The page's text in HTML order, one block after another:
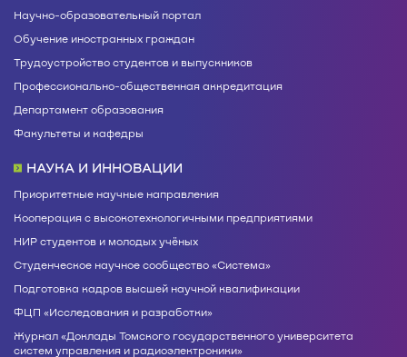
Научно-образовательный портал
Обучение иностранных граждан
Трудоустройство студентов и выпускников
Профессионально-общественная аккредитация
Департамент образования
Факультеты и кафедры
НАУКА И ИННОВАЦИИ
Приоритетные научные направления
Кооперация с высокотехнологичными предприятиями
НИР студентов и молодых учёных
Студенческое научное сообщество «Система»
Подготовка кадров высшей научной квалификации
ФЦП «Исследования и разработки»
Журнал «Доклады Томского государственного университета
систем управления и радиоэлектроники»